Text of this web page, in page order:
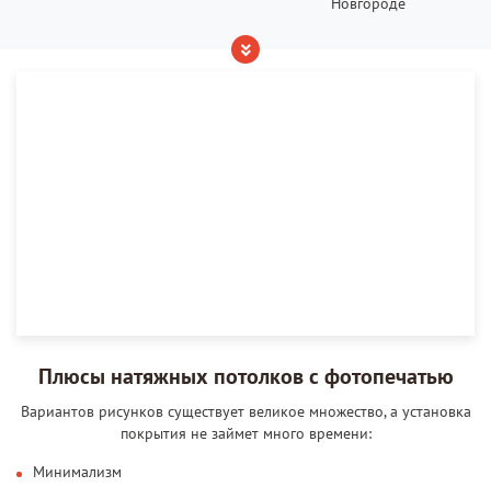
Плюсы натяжных потолков с фотопечатью
Вариантов рисунков существует великое множество, а установка
покрытия не займет много времени:
Минимализм